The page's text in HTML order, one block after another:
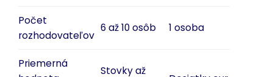
Počet
rozhodovateľov
6 až 10 osôb 1 osoba
Priemerná
Stovky až